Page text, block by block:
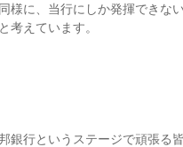
様に、当行にしか発揮できな
考えています。
銀行というステージで頑張る